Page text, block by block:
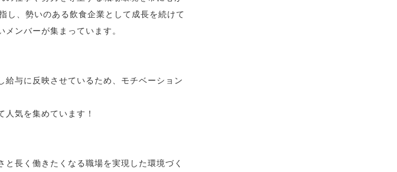
し、勢いのある飲食企業として成長を続けて
ンバーが集まっています。
給与に反映させているため、モチベーション
気を集めています！
長く働きたくなる職場を実現した環境づく